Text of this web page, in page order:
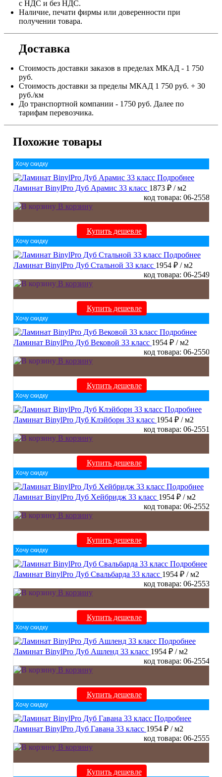
с НДС и без НДС.
Наличие, печати фирмы или доверенности при
получении товара.
Доставка
Стоимость доставки заказов в пределах МКАД - 1 750
руб.
Стоимость доставки за пределы МКАД 1 750 руб. + 30
руб./км
До транспортной компании - 1750 руб. Далее по
тарифам перевозчика.
Похожие товары
Хочу скидку
Подробнее
Ламинат BinylPro Дуб Арамис 33 класс 1873 ₽ / м2
код товара: 06-2558
В корзину
Купить дешевле
Хочу скидку
Подробнее
Ламинат BinylPro Дуб Стальной 33 класс 1954 ₽ / м2
код товара: 06-2549
В корзину
Купить дешевле
Хочу скидку
Подробнее
Ламинат BinylPro Дуб Вековой 33 класс 1954 ₽ / м2
код товара: 06-2550
В корзину
Купить дешевле
Хочу скидку
Подробнее
Ламинат BinylPro Дуб Клэйборн 33 класс 1954 ₽ / м2
код товара: 06-2551
В корзину
Купить дешевле
Хочу скидку
Подробнее
Ламинат BinylPro Дуб Хейбридж 33 класс 1954 ₽ / м2
код товара: 06-2552
В корзину
Купить дешевле
Хочу скидку
Подробнее
Ламинат BinylPro Дуб Свальбарда 33 класс 1954 ₽ / м2
код товара: 06-2553
В корзину
Купить дешевле
Хочу скидку
Подробнее
Ламинат BinylPro Дуб Ашленд 33 класс 1954 ₽ / м2
код товара: 06-2554
В корзину
Купить дешевле
Хочу скидку
Подробнее
Ламинат BinylPro Дуб Гавана 33 класс 1954 ₽ / м2
код товара: 06-2555
В корзину
Купить дешевле